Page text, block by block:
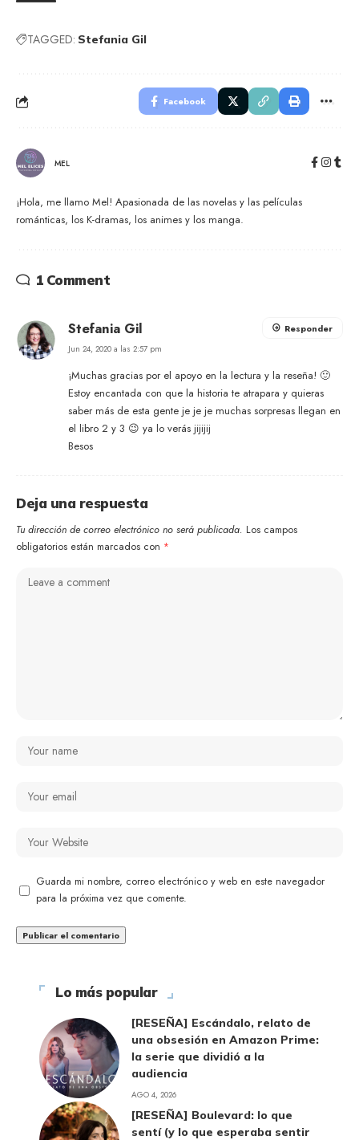
TAGGED: Stefania Gil
Facebook
MEL
¡Hola, me llamo Mel! Apasionada de las novelas y las películas
románticas, los K-dramas, los animes y los manga.
1 Comment
Stefania Gil
Jun 24, 2020 a las 2:57 pm
¡Muchas gracias por el apoyo en la lectura y la reseña! 🙂
Estoy encantada con que la historia te atrapara y quieras
saber más de esta gente je je je muchas sorpresas llegan en
el libro 2 y 3 😉 ya lo verás jijijij
Besos
Responder
Deja una respuesta
Tu dirección de correo electrónico no será publicada. Los campos
obligatorios están marcados con *
Guarda mi nombre, correo electrónico y web en este navegador
para la próxima vez que comente.
Lo más popular
[RESEÑA] Escándalo, relato de
una obsesión en Amazon Prime:
la serie que dividió a la
audiencia
AGO 4, 2026
[RESEÑA] Boulevard: lo que
sentí (y lo que esperaba sentir